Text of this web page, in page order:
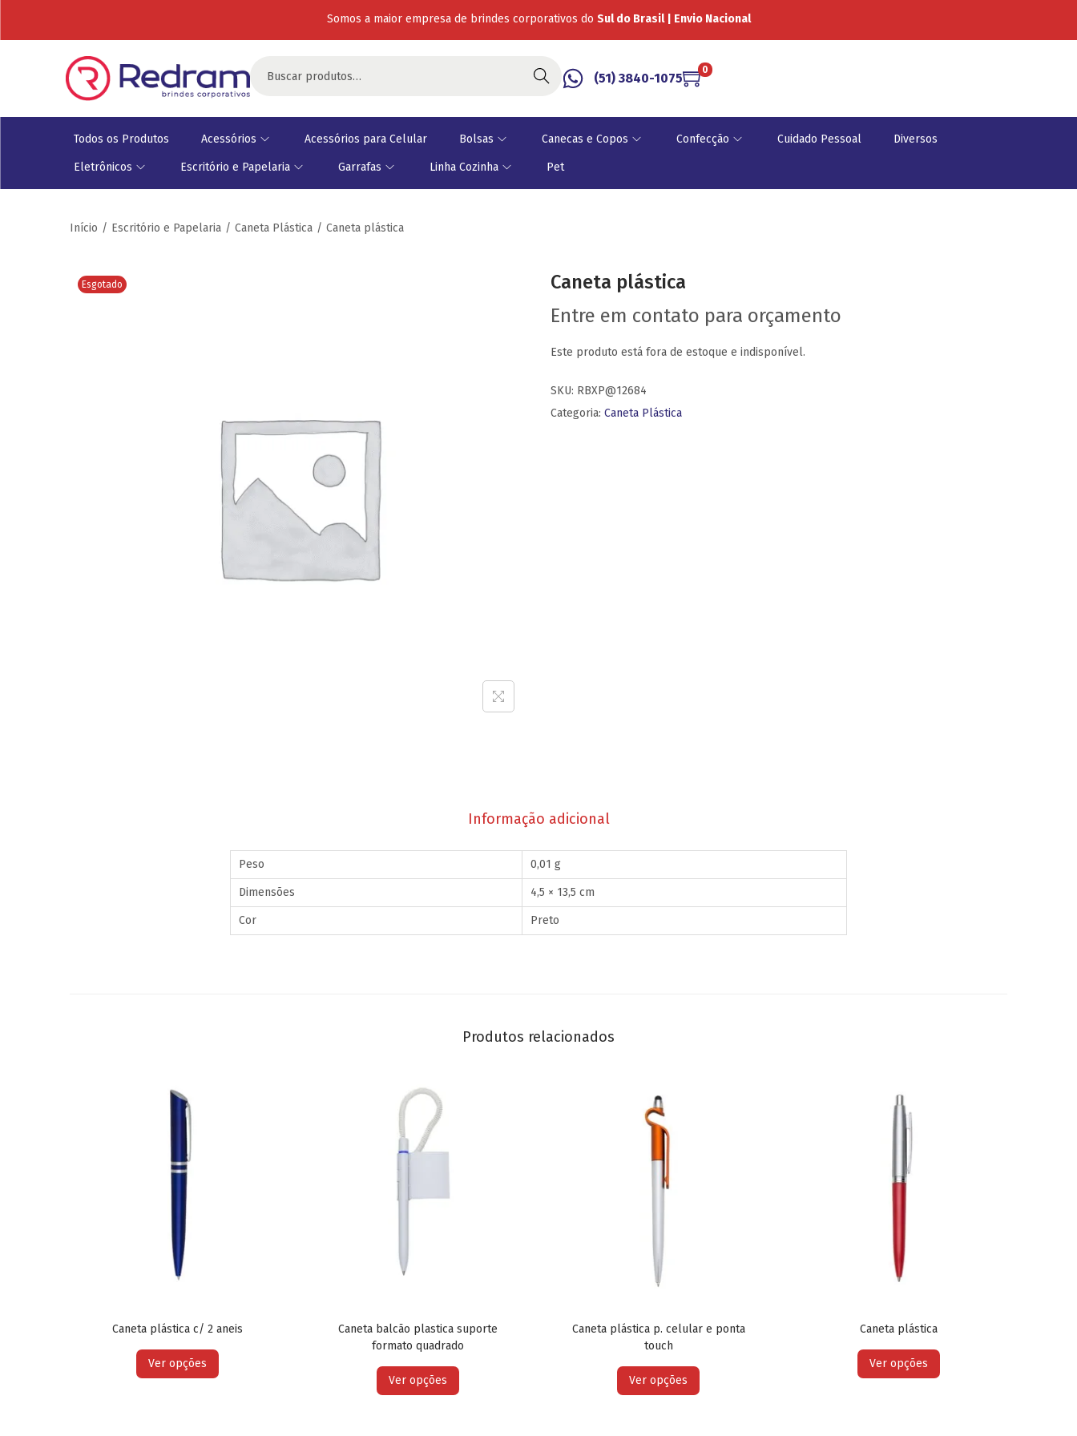
Somos a maior empresa de brindes corporativos do Sul do Brasil | Envio Nacional
Buscar (51) 3840-1075
0
Todos os Produtos Acessórios Acessórios para Celular Bolsas Canecas e Copos Confecção Cuidado Pessoal Diversos
Eletrônicos Escritório e Papelaria Garrafas Linha Cozinha Pet
Início / Escritório e Papelaria / Caneta Plástica / Caneta plástica
Esgotado
Caneta plástica
Entre em contato para orçamento
Este produto está fora de estoque e indisponível.
SKU: RBXP@12684
Categoria: Caneta Plástica
Informação adicional
Peso 0,01 g
Dimensões 4,5 × 13,5 cm
Cor Preto
Produtos relacionados
Caneta plástica c/ 2 aneis
Ver opções
Caneta balcão plastica suporte
formato quadrado
Ver opções
Caneta plástica p. celular e ponta
touch
Ver opções
Caneta plástica
Ver opções